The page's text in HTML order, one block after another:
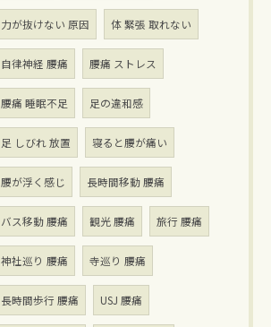
力が抜けない 原因 体 緊張 取れない
自律神経 腰痛 腰痛 ストレス
腰痛 睡眠不足 足の違和感
足 しびれ 放置 寝ると腰が痛い
腰が浮く感じ 長時間移動 腰痛
バス移動 腰痛 観光 腰痛 旅行 腰痛
神社巡り 腰痛 寺巡り 腰痛
長時間歩行 腰痛 USJ 腰痛